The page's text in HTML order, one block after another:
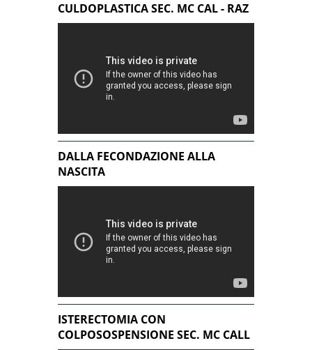
CULDOPLASTICA SEC. MC CAL - RAZ
DALLA FECONDAZIONE ALLA
NASCITA
ISTERECTOMIA CON
COLPOSOSPENSIONE SEC. MC CALL